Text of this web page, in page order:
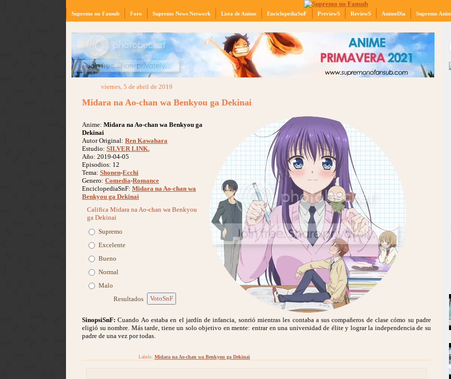
Supremo no Fansub Foro Supremo News Network Lista de Anime EnciclopediaSnF PreviewS ReviewS AnimeDia Supremo
viernes, 5 de abril de 2019
Midara na Ao-chan wa Benkyou ga Dekinai
Anime: Midara na Ao-chan wa Benkyou ga
Dekinai
Autor Original: Ren Kawahara
Estudio: SILVER LINK.
Año: 2019-04-05
Episodios: 12
Tema: Shonen-Ecchi
Genero: Comedia-Romance
EnciclopediaSnF: Midara na Ao-chan wa
Benkyou ga Dekinai
Califica Midara na Ao-chan wa Benkyou
ga Dekinai
Supremo
Excelente
Bueno
Normal
Malo
Resultados
VotoSnF
SinopsiSnF: Cuando Ao estaba en el jardín de infancia, sonrió mientras les contaba a sus compañeros de clase cómo su padre
eligió su nombre. Más tarde, tiene un solo objetivo en mente: entrar en una universidad de élite y lograr la independencia de su
padre de una vez por todas.
Labels: Midara na Ao-chan wa Benkyou ga Dekinai